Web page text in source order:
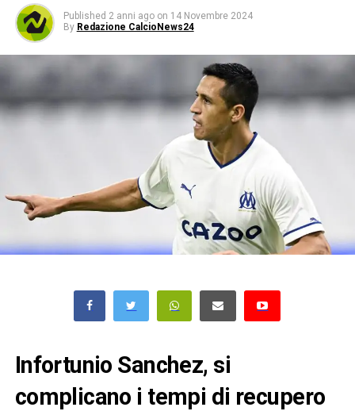
Published 2 anni ago on 14 Novembre 2024
By Redazione CalcioNews24
Infortunio Sanchez, si
complicano i tempi di recupero